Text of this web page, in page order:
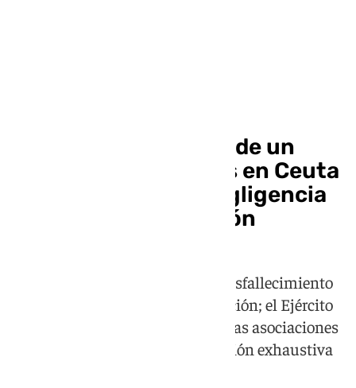
Investigan la muerte de un
legionario de 23 años en Ceuta
como una posible negligencia
durante su instrucción
El militar falleció tras sufrir un desfallecimiento
durante una actividad de instrucción; el Ejército
analiza las circunstancias mientras asociaciones
piden prudencia y una investigación exhaustiva